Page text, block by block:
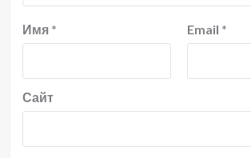
Имя * Email *
Сайт